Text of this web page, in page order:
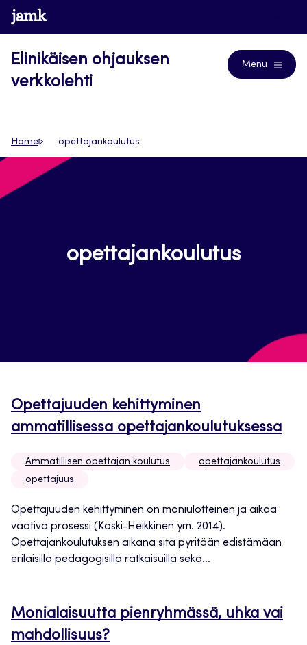
Siirry
suoraan
www.jamk.fi
Elinikäisen ohjauksen
verkkolehti
Menu
Home opettajankoulutus
opettajankoulutus
Opettajuuden kehittyminen
ammatillisessa opettajankoulutuksessa
Ammatillisen opettajan koulutus
opettajankoulutus
opettajuus
Opettajuuden kehittyminen on moniulotteinen ja aikaa
vaativa prosessi (Koski-Heikkinen ym. 2014).
Opettajankoulutuksen aikana sitä pyritään edistämään
erilaisilla pedagogisilla ratkaisuilla sekä...
Monialaisuutta pienryhmässä, uhka vai
mahdollisuus?